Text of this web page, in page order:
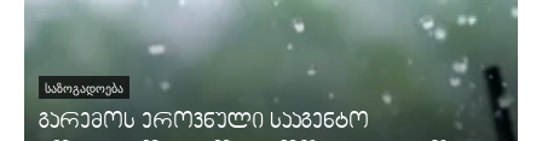
ᲡᲐᲖᲝᲒᲐᲓᲝᲔᲑᲐ
გარემოს ეროვნული სააგენტო